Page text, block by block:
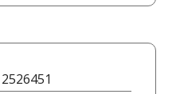
2526451